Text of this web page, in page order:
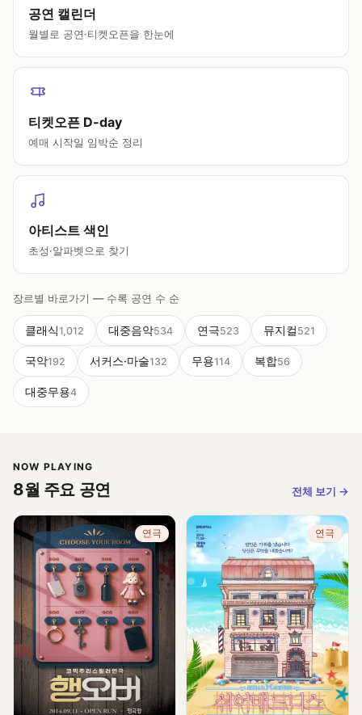
공연 캘린더
월별로 공연·티켓오픈을 한눈에
티켓오픈 D-day
예매 시작일 임박순 정리
아티스트 색인
초성·알파벳으로 찾기
장르별 바로가기 — 수록 공연 수 순
클래식1,012 대중음악534 연극523 뮤지컬 521
국악192 서커스·마술132 무용114 복합56
대중무용4
NOW PLAYING
8월 주요 공연 전체 보기 →
연극 연극